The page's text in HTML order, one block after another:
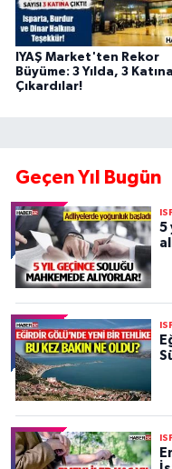
IYAŞ Market'ten Rekor
Büyüme: 3 Yılda, 3 Katına
Çıkardılar!
Geçen Yıl Bugün
5